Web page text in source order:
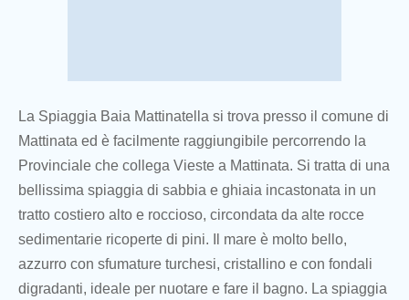
La Spiaggia Baia Mattinatella si trova presso il comune di
Mattinata ed è facilmente raggiungibile percorrendo la
Provinciale che collega Vieste a Mattinata. Si tratta di una
bellissima spiaggia di sabbia e ghiaia incastonata in un
tratto costiero alto e roccioso, circondata da alte rocce
sedimentarie ricoperte di pini. Il mare è molto bello,
azzurro con sfumature turchesi, cristallino e con fondali
digradanti, ideale per nuotare e fare il bagno. La spiaggia